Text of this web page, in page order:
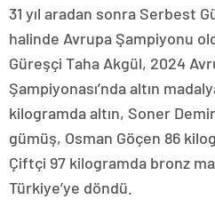
31 yıl aradan sonra Serbest
halinde Avrupa Şampiyonu
Güreşçi Taha Akgül, 2024
Şampiyonası’nda altın
kilogramda altın, Soner
gümüş, Osman Göçen 86
Çiftçi 97 kilogramda bronz
Türkiye’ye döndü.